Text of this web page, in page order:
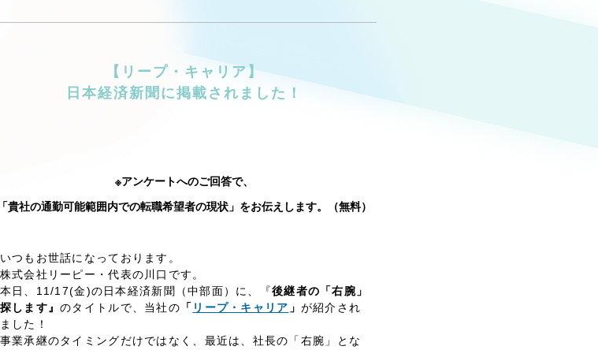
LP（ランディングページ）
アウトソーシング（代行支援）
「反響強化」を目的としたマーケティング代行
【リープ・キャリア】
日本経済新聞に掲載されました！
※アンケートへのご回答で、
「貴社の通勤可能範囲内での転職希望者の現状」をお伝えします。（無料）
いつもお世話になっております。
株式会社リーピー・代表の川口です。
本日、11/17(金)の日本経済新聞（中部面）に、『後継者の「右腕」
探します』のタイトルで、当社の 「 リープ・キャリア 」 が紹介され
ました！
事業承継のタイミングだけではなく、最近は、社長の「右腕」とな